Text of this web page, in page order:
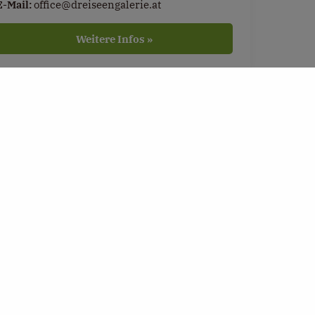
Mail:office@dreiseengalerie.at
Weitere Infos »